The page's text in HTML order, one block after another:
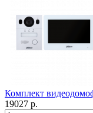
Комплект
19027 р.